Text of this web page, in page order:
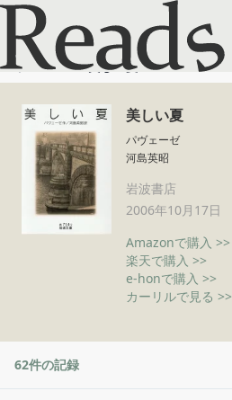
美しい夏
ホーム 美しい夏
美しい夏
パヴェーゼ
河島英昭
岩波書店
2006年10月17日
Amazonで購入 >>
楽天で購入 >>
e-honで購入 >>
カーリルで見る >>
62件の記録